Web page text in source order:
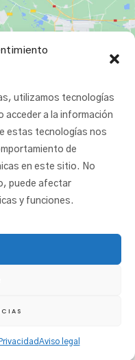
utilizamos tecnologías
acceder a la información
estas tecnologías nos
de
en este sitio. No
puede afectar
y funciones.
Aviso legal